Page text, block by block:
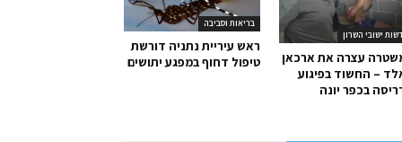
בריאות וסביבה
ראש עיריית נתניה דורשת
טיפול דחוף במפגע יתושים
ישובי השרון
עצרה את ארכאן
– החשוד בפיגוע
בכפר יונה